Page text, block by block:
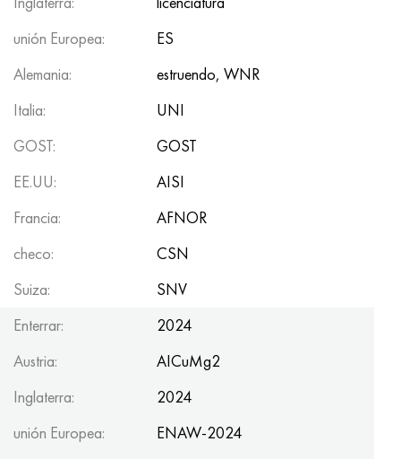
unión Europea:
ES
Alemania:
estruendo, WNR
Italia:
UNI
GOST:
GOST
EE.UU:
AISI
Francia:
AFNOR
checo:
CSN
Suiza:
SNV
Enterrar:
2024
Austria:
AICuMg2
Inglaterra:
2024
unión Europea:
ENAW-2024